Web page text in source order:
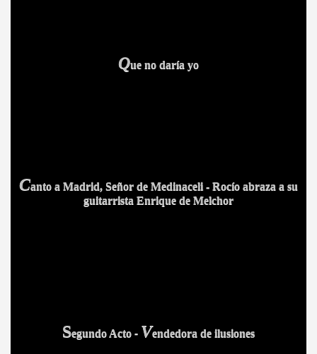
Que no daría yo
Canto a Madrid, Señor de Medinaceli - Rocío abraza a su
guitarrista Enrique de Melchor
Segundo Acto - Vendedora de ilusiones